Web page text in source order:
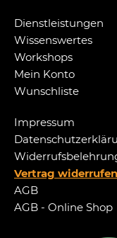
Dienstleistungen
Wissenswertes
Workshops
Mein Konto
Wunschliste
Impressum
Vertrag widerrufen
AGB
AGB - Online Shop